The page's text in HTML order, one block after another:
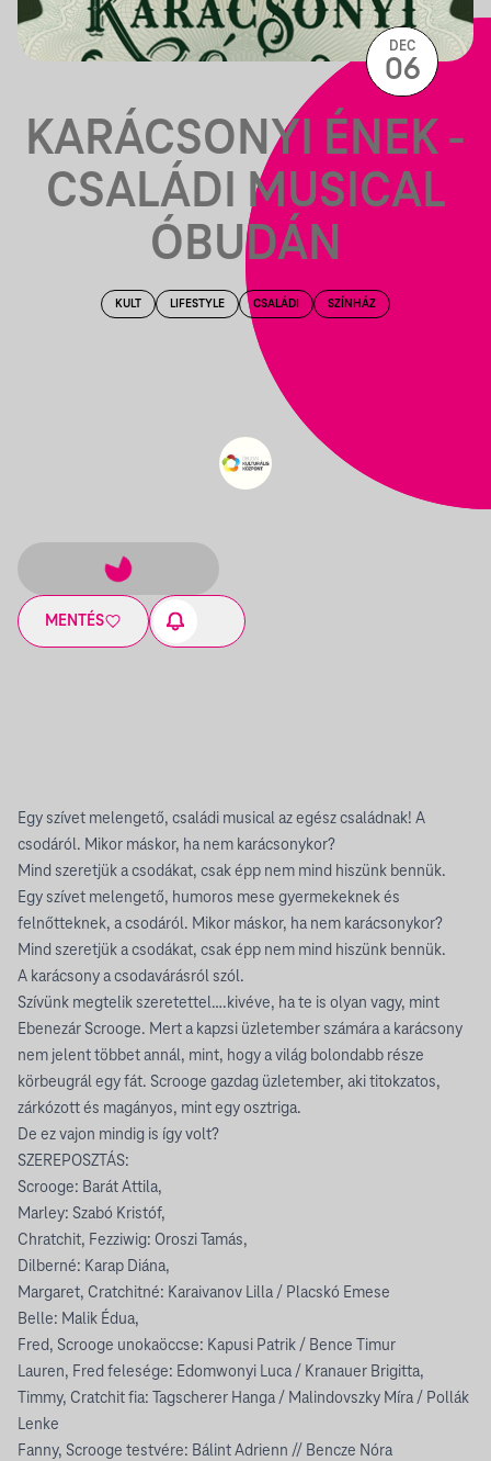
KARÁCSONYI ÉNEK -
CSALÁDI MUSICAL
ÓBUDÁN
KULT LIFESTYLE CSALÁDI SZÍNHÁZ
MENTÉS
DEC
06
Egy szívet melengető, családi musical az egész családnak! A
csodáról. Mikor máskor, ha nem karácsonykor?
Mind szeretjük a csodákat, csak épp nem mind hiszünk bennük.
Egy szívet melengető, humoros mese gyermekeknek és
felnőtteknek, a csodáról. Mikor máskor, ha nem karácsonykor?
Mind szeretjük a csodákat, csak épp nem mind hiszünk bennük.
A karácsony a csodavárásról szól.
Szívünk megtelik szeretettel….kivéve, ha te is olyan vagy, mint
Ebenezár Scrooge. Mert a kapzsi üzletember számára a karácsony
nem jelent többet annál, mint, hogy a világ bolondabb része
körbeugrál egy fát. Scrooge gazdag üzletember, aki titokzatos,
zárkózott és magányos, mint egy osztriga.
De ez vajon mindig is így volt?
SZEREPOSZTÁS:
Scrooge: Barát Attila,
Marley: Szabó Kristóf,
Chratchit, Fezziwig: Oroszi Tamás,
Dilberné: Karap Diána,
Margaret, Cratchitné: Karaivanov Lilla / Placskó Emese
Belle: Malik Édua,
Fred, Scrooge unokaöccse: Kapusi Patrik / Bence Timur
Lauren, Fred felesége: Edomwonyi Luca / Kranauer Brigitta,
Timmy, Cratchit fia: Tagscherer Hanga / Malindovszky Míra / Pollák
Lenke
Fanny, Scrooge testvére: Bálint Adrienn // Bencze Nóra